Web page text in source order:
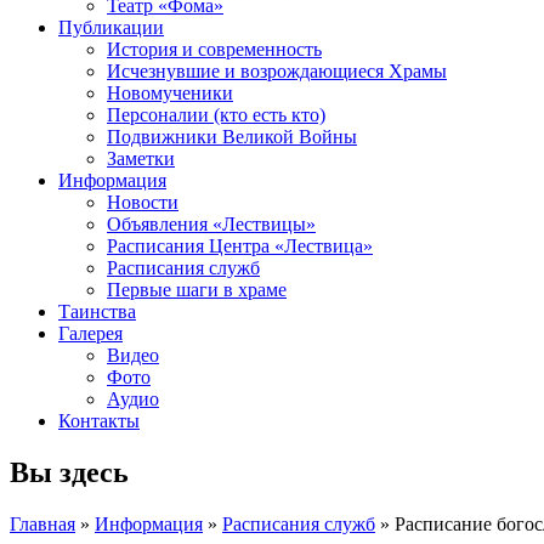
Театр «Фома»
Публикации
История и современность
Исчезнувшие и возрождающиеся Храмы
Новомученики
Персоналии (кто есть кто)
Подвижники Великой Войны
Заметки
Информация
Новости
Объявления «Лествицы»
Расписания Центра «Лествица»
Расписания служб
Первые шаги в храме
Таинства
Галерея
Видео
Фото
Аудио
Контакты
Вы здесь
Главная » Информация » Расписания служб » Расписание